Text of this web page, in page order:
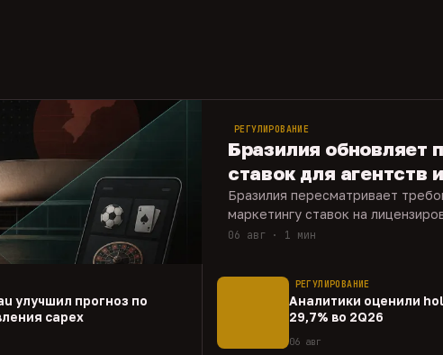
РЕГУЛИРОВАНИЕ
Бразилия обновляет
ставок для агентств
Бразилия пересматривает
маркетингу ставок на
06 авг · 1 мин
улучшил прогноз по
capex
РЕГУЛИРОВАНИЕ
Аналитики оценили
29,7% во 2Q26
06 авг